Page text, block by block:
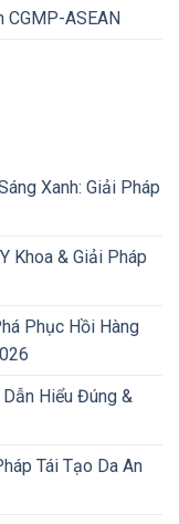
CGMP-ASEAN
Xanh: Giải Pháp
Khoa & Giải Pháp
Phục Hồi Hàng
Hiểu Đúng &
Tái Tạo Da An